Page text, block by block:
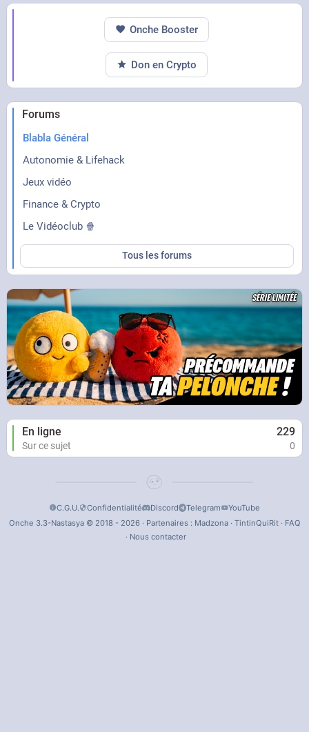
Forums
Blabla Général
Autonomie & Lifehack
Jeux vidéo
Finance & Crypto
Le Vidéoclub 🍿
Tous les forums
En ligne 229
Sur ce sujet 0
Onche Booster
Don en Crypto
C.G.U. Confidentialité Discord Telegram
YouTube
Onche 3.3-Nastasya © 2018 - 2026 · Partenaires : Madzona· TintinQuiRit· FAQ
· Nous contacter